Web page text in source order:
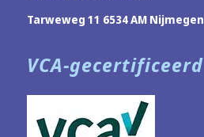
Tarweweg 11 6534 AM Nijmegen
VCA-gecertificeerd